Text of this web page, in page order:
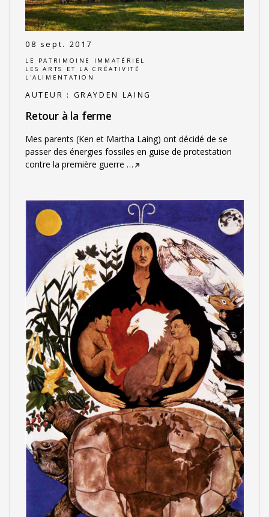
08 sept. 2017
LE PATRIMOINE IMMATÉRIEL
LES ARTS ET LA CRÉATIVITÉ
L'ALIMENTATION
AUTEUR : GRAYDEN LAING
Retour à la ferme
Mes parents (Ken et Martha Laing) ont décidé de se
passer des énergies fossiles en guise de protestation
contre la première guerre …